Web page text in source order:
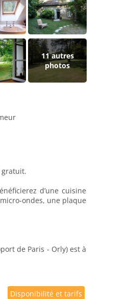
11autres
photos
gratuit.
d’une cuisine
ondes, une plaque
de Paris - Orly) est à
Disponibilité et tarifs